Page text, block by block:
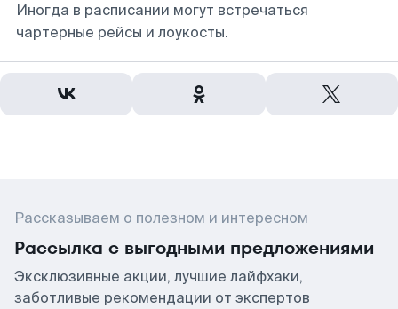
Иногда в расписании могут встречаться
чартерные рейсы и лоукосты.
Рассказываем о полезном и интересном
Рассылка с выгодными предложениями
Эксклюзивные акции, лучшие лайфхаки,
заботливые рекомендации от экспертов